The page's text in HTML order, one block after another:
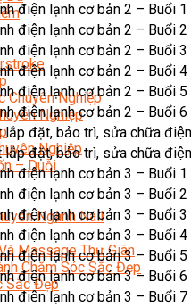
Chuyên Nghiệp
Nghiệp
Nghiệp
– Duỗi
Ngành Nail
Massage Thư Giãn
Chăm Sóc Sắc Đẹp
Sắc Đẹp
điện lạnh cơ bản 2 – Buổi 1
điện lạnh cơ bản 2 – Buổi 2
điện lạnh cơ bản 2 – Buổi 3
điện lạnh cơ bản 2 – Buổi 4
điện lạnh cơ bản 2 – Buổi 5
điện lạnh cơ bản 2 – Buổi 6
lắp đặt, bảo trì, sửa chữa
lắp đặt, bảo trì, sửa chữa
điện lạnh cơ bản 3 – Buổi 1
điện lạnh cơ bản 3 – Buổi 2
điện lạnh cơ bản 3 – Buổi 3
điện lạnh cơ bản 3 – Buổi 4
điện lạnh cơ bản 3 – Buổi 5
điện lạnh cơ bản 3 – Buổi 6
điện lạnh cơ bản 3 – Buổi 7